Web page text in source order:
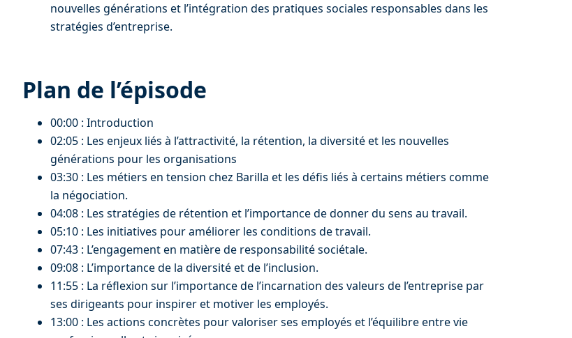
nouvelles générations et l’intégration des pratiques sociales responsables dans les
stratégies d’entreprise.
Plan de l’épisode
00:00 : Introduction
02:05 : Les enjeux liés à l’attractivité, la rétention, la diversité et les nouvelles
générations pour les organisations
03:30 : Les métiers en tension chez Barilla et les défis liés à certains métiers comme
la négociation.
04:08 : Les stratégies de rétention et l’importance de donner du sens au travail.
05:10 : Les initiatives pour améliorer les conditions de travail.
07:43 : L’engagement en matière de responsabilité sociétale.
09:08 : L’importance de la diversité et de l’inclusion.
11:55 : La réflexion sur l’importance de l’incarnation des valeurs de l’entreprise par
ses dirigeants pour inspirer et motiver les employés.
13:00 : Les actions concrètes pour valoriser ses employés et l’équilibre entre vie